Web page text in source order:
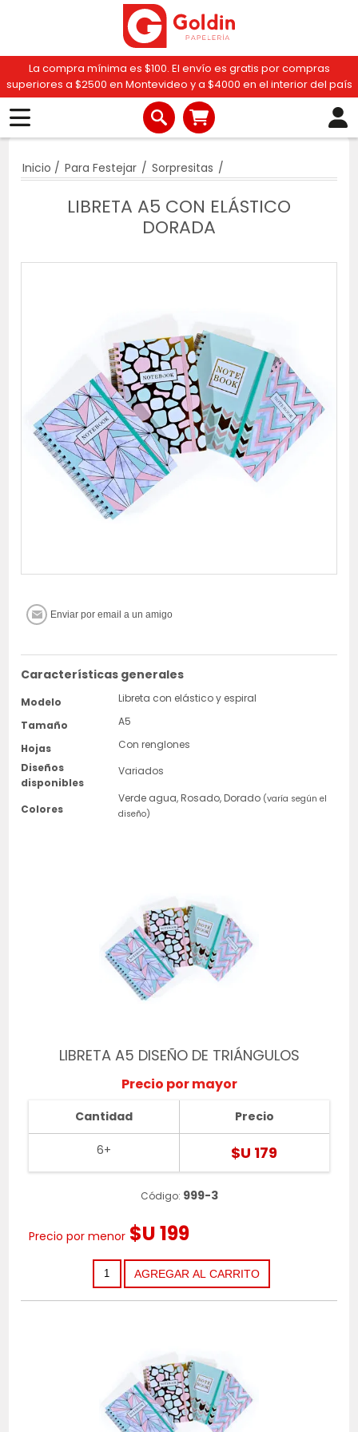
La compra mínima es $100. El envío es gratis por compras
superiores a $2500 en Montevideo y a $4000 en el interior del país
Inicio / Para Festejar / Sorpresitas /
LIBRETA A5 CON ELÁSTICO
DORADA
Características generales
Modelo
Libreta con elástico y espiral
Tamaño
A5
Hojas
Con renglones
Diseños
disponibles
Variados
Colores
Verde agua, Rosado, Dorado (varía según el
diseño)
LIBRETA A5 DISEÑO DE TRIÁNGULOS
Precio por mayor
Cantidad
6+
Precio
$U 179
Código: 999-3
Precio por menor $U 199